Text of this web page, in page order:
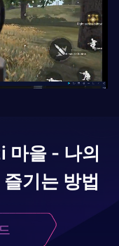
마을 - 나의
기는 방법